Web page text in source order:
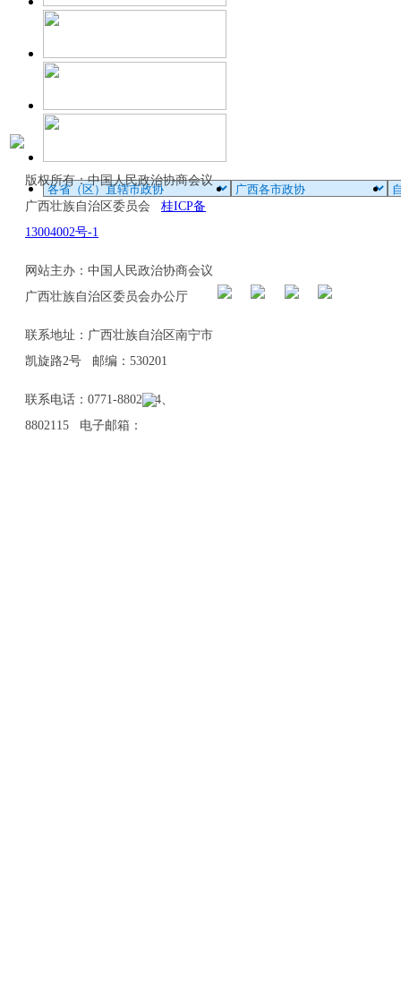
版权所有：中国人民政治协商会议
广西壮族自治区委员会 桂ICP备
13004002号-1
网站主办：中国人民政治协商会议
广西壮族自治区委员会办公厅
联系地址：广西壮族自治区南宁市
凯旋路2号 邮编：530201
联系电话：0771-8802114、
8802115 电子邮箱：